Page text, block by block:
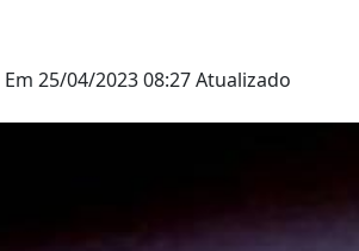
Em 25/04/2023 08:27Atualizado